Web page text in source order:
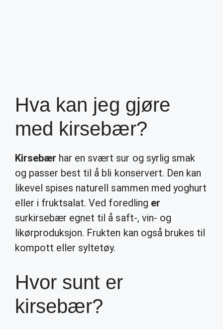
Hva kan jeg gjøre
med kirsebær?
Kirsebær har en svært sur og syrlig smak
og passer best til å bli konservert. Den kan
likevel spises naturell sammen med yoghurt
eller i fruktsalat. Ved foredling er
surkirsebær egnet til å saft-, vin- og
likørproduksjon. Frukten kan også brukes til
kompott eller syltetøy.
Hvor sunt er
kirsebær?